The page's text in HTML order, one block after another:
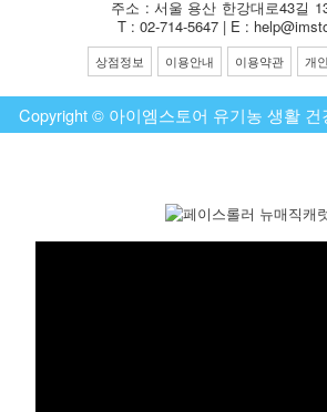
주소 : 서울 용산 한강대로43길
T : 02-714-5647 | E :
상점정보 이용안내 이용약관 개
Copyright © 아이엠스토어 유기농 생활 건